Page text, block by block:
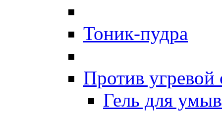
Тоник-пудра
Против
Гель для